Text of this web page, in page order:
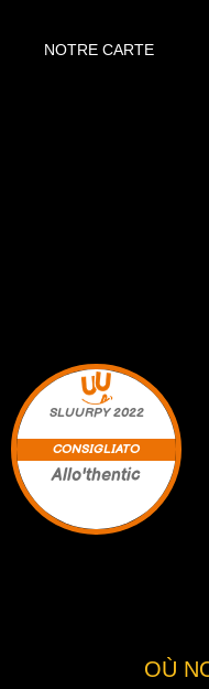
NOTRE CARTE
SLUURPY2022
CONSIGLIATO
Allo'thentic
OÙ